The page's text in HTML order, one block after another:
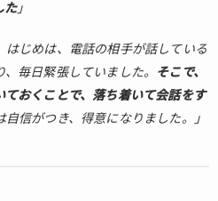
た」
はじめは、電話の相手が話している
毎日緊張していました。
そこで、
おくことで、落ち着いて会話をす
自信がつき、得意になりました。」